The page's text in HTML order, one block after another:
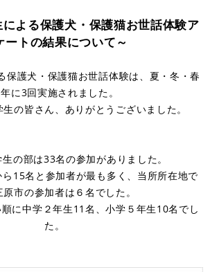
よる保護犬・保護猫お世話体験ア
ートの結果について～
保護犬・保護猫お世話体験は、夏・冬・春
に3回実施されました。
の皆さん、ありがとうございました。
の部は33名の参加がありました。
15名と参加者が最も多く、当所所在地で
市の参加者は６名でした。
に中学２年生11名、小学５年生10名でし
た。